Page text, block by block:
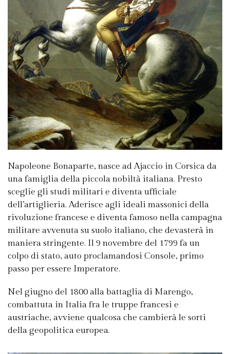
Napoleone Bonaparte, nasce ad Ajaccio in Corsica da
una famiglia della piccola nobiltà italiana. Presto
sceglie gli studi militari e diventa ufficiale
dell’artiglieria. Aderisce agli ideali massonici della
rivoluzione francese e diventa famoso nella campagna
militare avvenuta su suolo italiano, che devasterà in
maniera stringente. Il 9 novembre del 1799 fa un
colpo di stato, auto proclamandosi Console, primo
passo per essere Imperatore.
Nel giugno del 1800 alla battaglia di Marengo,
combattuta in Italia fra le truppe francesi e
austriache, avviene qualcosa che cambierà le sorti
della geopolitica europea.